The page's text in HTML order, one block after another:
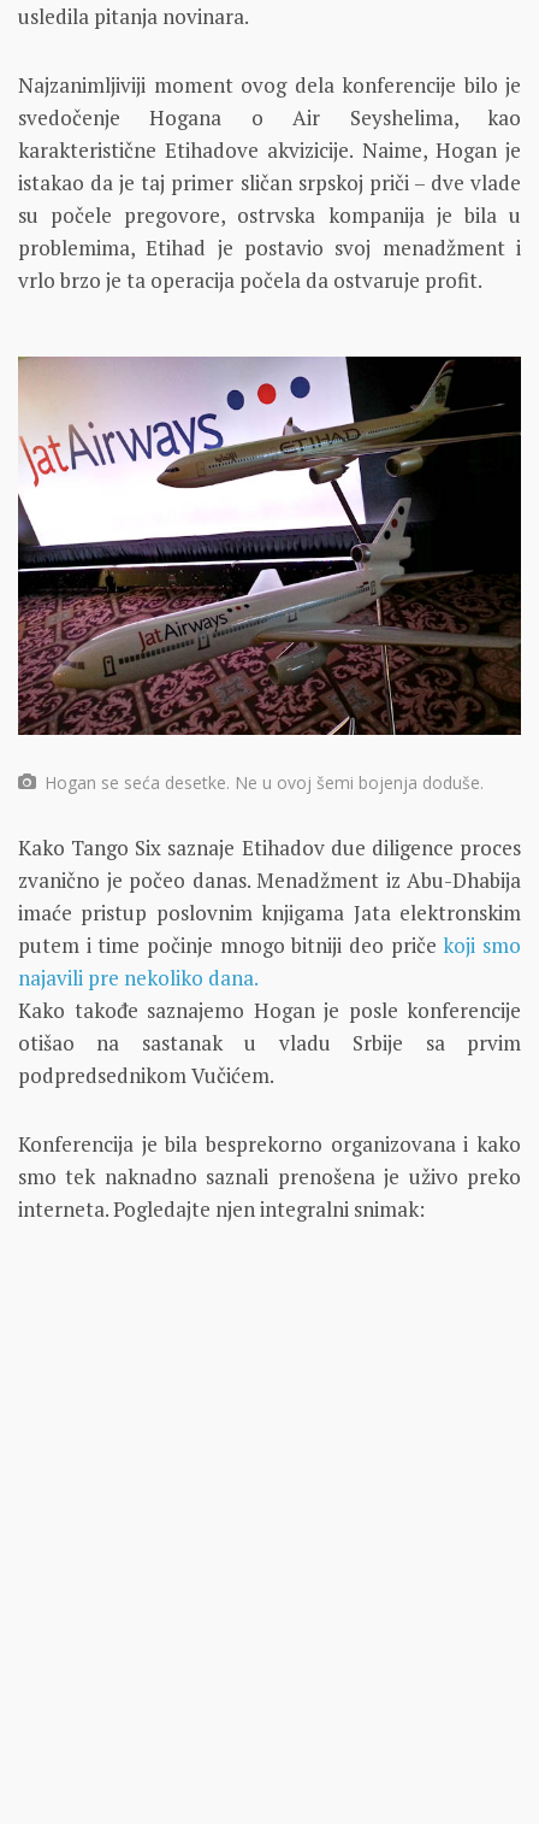
usledila pitanja novinara.
Najzanimljiviji moment ovog dela konferencije bilo je
svedočenje Hogana o Air Seyshelima, kao
karakteristične Etihadove akvizicije. Naime, Hogan je
istakao da je taj primer sličan srpskoj priči – dve vlade
su počele pregovore, ostrvska kompanija je bila u
problemima, Etihad je postavio svoj menadžment i
vrlo brzo je ta operacija počela da ostvaruje profit.
Hogan se seća desetke. Ne u ovoj šemi bojenja doduše.
Kako Tango Six saznaje Etihadov due diligence proces
zvanično je počeo danas. Menadžment iz Abu-Dhabija
imaće pristup poslovnim knjigama Jata elektronskim
putem i time počinje mnogo bitniji deo pričekoji smo
najavili pre nekoliko dana.
Kako takođe saznajemo Hogan je posle konferencije
otišao na sastanak u vladu Srbije sa prvim
podpredsednikom Vučićem.
Konferencija je bila besprekorno organizovana i kako
smo tek naknadno saznali prenošena je uživo preko
interneta. Pogledajte njen integralni snimak: